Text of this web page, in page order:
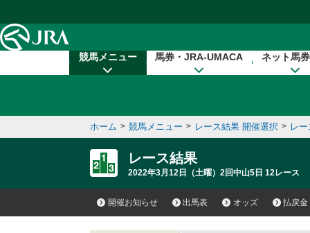
競馬メニュー 馬券・JRA-UMACA ネット馬
ホーム > 競馬メニュー > レース結果 開催選択 > レ
レース結果
2022年3月12日（土曜）2回中山5日 12レース
開催お知らせ 出馬表 オッズ 払戻金